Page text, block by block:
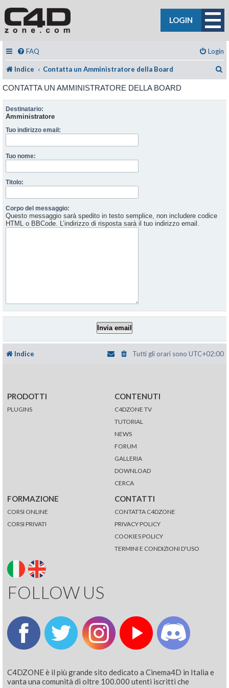
LOGIN
FAQ Login
Indice Contatta un Amministratore della Board
CONTATTA UN AMMINISTRATORE DELLA BOARD
Destinatario:
Amministratore
Tuo indirizzo email:
Tuo nome:
Titolo:
Corpo del messaggio:
Questo messaggio sarà spedito in testo semplice, non includere codice
HTML o BBCode. L’indirizzo di risposta sarà il tuo indirizzo email.
Indice Tutti gli orari sono UTC+02:00
PRODOTTI
PLUGINS
CONTENUTI
C4DZONE TV
TUTORIAL
NEWS
FORUM
GALLERIA
DOWNLOAD
CERCA
FORMAZIONE
CORSI ONLINE
CORSI PRIVATI
CONTATTI
CONTATTA C4DZONE
PRIVACY POLICY
COOKIES POLICY
TERMINI E CONDIZIONI D'USO
FOLLOW US
C4DZONE è il più grande sito dedicato a Cinema4D in Italia e
vanta una comunità di oltre 100.000 utenti iscritti che